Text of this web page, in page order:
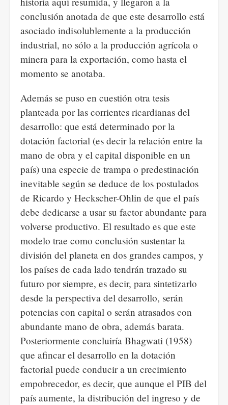
conclusión anotada de que este desarrollo está
asociado indisolublemente a la producción
industrial, no sólo a la producción agrícola o
minera para la exportación, como hasta el
momento se anotaba.
Además se puso en cuestión otra tesis
planteada por las corrientes ricardianas del
desarrollo: que está determinado por la
dotación factorial (es decir la relación entre la
mano de obra y el capital disponible en un
país) una especie de trampa o predestinación
inevitable según se deduce de los postulados
de Ricardo y Heckscher-Ohlin de que el país
debe dedicarse a usar su factor abundante para
volverse productivo. El resultado es que este
modelo trae como conclusión sustentar la
división del planeta en dos grandes campos, y
los países de cada lado tendrán trazado su
futuro por siempre, es decir, para sintetizarlo
desde la perspectiva del desarrollo, serán
potencias con capital o serán atrasados con
abundante mano de obra, además barata.
Posteriormente concluiría Bhagwati (1958)
que afincar el desarrollo en la dotación
factorial puede conducir a un crecimiento
empobrecedor, es decir, que aunque el PIB del
país aumente, la distribución del ingreso y de